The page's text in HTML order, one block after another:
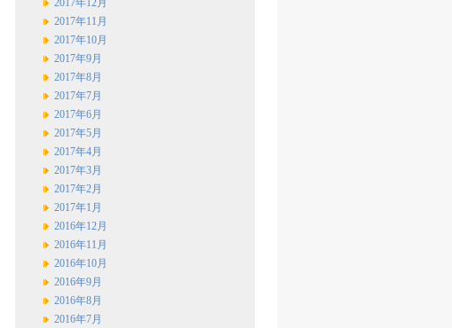
2017年12月
2017年11月
2017年10月
2017年9月
2017年8月
2017年7月
2017年6月
2017年5月
2017年4月
2017年3月
2017年2月
2017年1月
2016年12月
2016年11月
2016年10月
2016年9月
2016年8月
2016年7月